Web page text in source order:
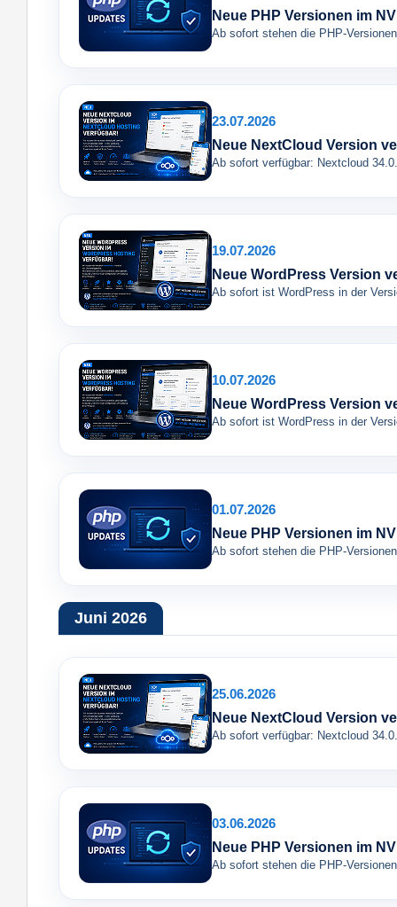
Neue PHP Versionen im
Ab sofort stehen die PHP-
23.07.2026
Neue NextCloud Version
Ab sofort verfügbar: Nextcloud
19.07.2026
Neue WordPress Version
Ab sofort ist WordPress in der
10.07.2026
Neue WordPress Version
Ab sofort ist WordPress in der
01.07.2026
Neue PHP Versionen im
Ab sofort stehen die PHP-
Juni 2026
25.06.2026
Neue NextCloud Version
Ab sofort verfügbar: Nextcloud
03.06.2026
Neue PHP Versionen im
Ab sofort stehen die PHP-